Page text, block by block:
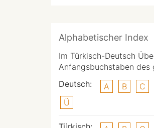
Alphabetischer Index
Im Türkisch-Deutsch
Anfangsbuchstaben des
Deutsch:
A B C
Ü